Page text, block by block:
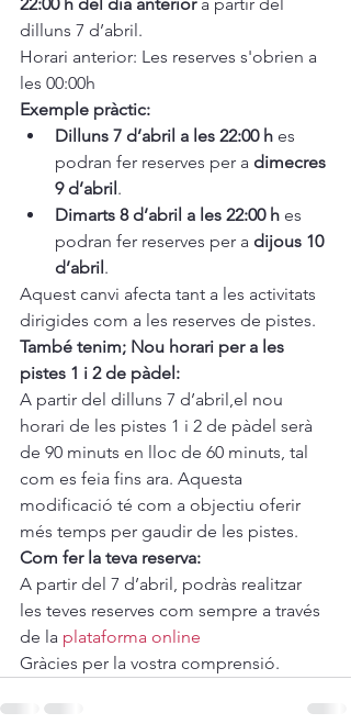
dilluns 7 d’abril.
Horari anterior: Les reserves s'obrien a
les 00:00h
Exemple pràctic:
Dilluns 7 d’abril a les 22:00 h es
podran fer reserves per a dimecres
9 d’abril.
Dimarts 8 d’abril a les 22:00 h es
podran fer reserves per a dijous 10
d’abril.
Aquest canvi afecta tant a les activitats
dirigides com a les reserves de pistes.
També tenim; Nou horari per a les
pistes 1 i 2 de pàdel:
A partir del dilluns 7 d’abril,el nou
horari de les pistes 1 i 2 de pàdel serà
de 90 minuts en lloc de 60 minuts, tal
com es feia fins ara. Aquesta
modificació té com a objectiu oferir
més temps per gaudir de les pistes.
Com fer la teva reserva:
A partir del 7 d’abril, podràs realitzar
les teves reserves com sempre a través
de la plataforma online
Gràcies per la vostra comprensió.